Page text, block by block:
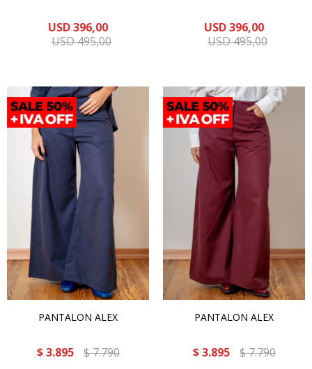
USD396,00
USD495,00
USD396,00
USD495,00
PANTALON ALEX
$ 3.895 $7.790
PANTALON ALEX
$ 3.895 $7.790